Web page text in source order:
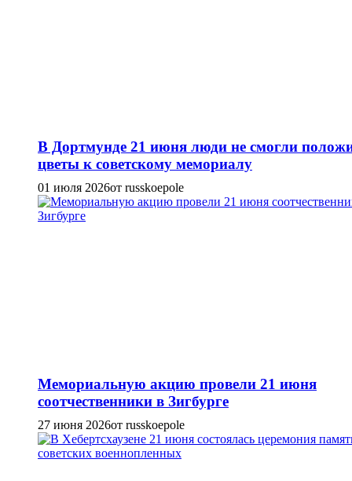
В Дортмунде 21 июня люди не смогли
цветы к советскому мемориалу
01 июля 2026от russkoepole
Мемориальную акцию провели 21 июня
соотчественники в Зигбурге
27 июня 2026от russkoepole